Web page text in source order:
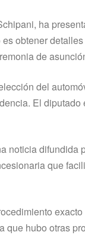
ha
obtener
de
del
El
noticia
que
que hubo otras